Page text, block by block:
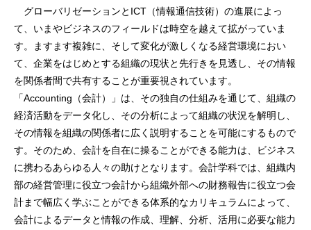
グローバリゼーションとICT（情報通信技術）の進展によっ
て、いまやビジネスのフィールドは時空を越えて拡がっていま
す。ますます複雑に、そして変化が激しくなる経営環境におい
て、企業をはじめとする組織の現状と先行きを見透し、その情報
を関係者間で共有することが重要視されています。
「Accounting（会計）」は、その独自の仕組みを通じて、組織の
経済活動をデータ化し、その分析によって組織の状況を解明し、
その情報を組織の関係者に広く説明することを可能にするもので
す。そのため、会計を自在に操ることができる能力は、ビジネス
に携わるあらゆる人々の助けとなります。会計学科では、組織内
部の経営管理に役立つ会計から組織外部への財務報告に役立つ会
計まで幅広く学ぶことができる体系的なカリキュラムによって、
会計によるデータと情報の作成、理解、分析、活用に必要な能力